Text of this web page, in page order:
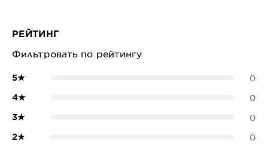
РЕЙТИНГ
Фильтровать по рейтингу
5★ 0
4★ 0
3★ 0
2★ 0